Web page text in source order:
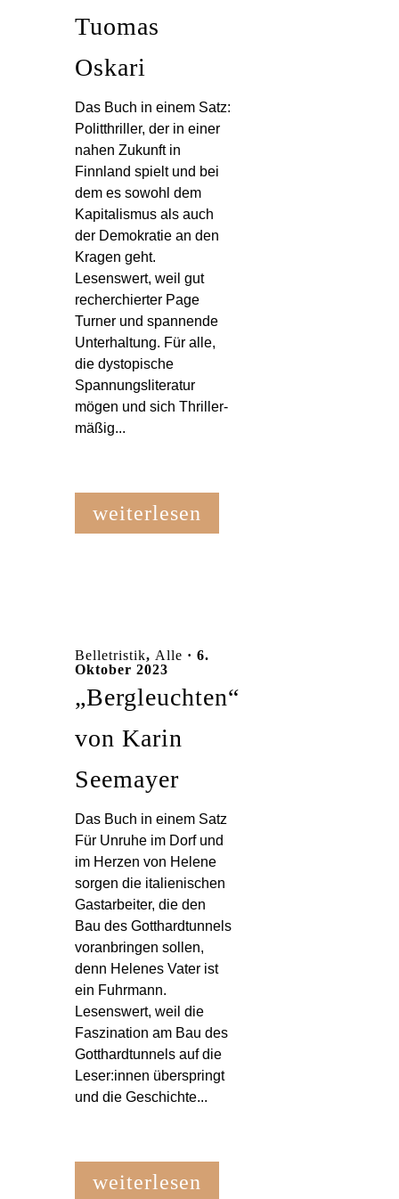
Tuomas
Oskari
Das Buch in einem Satz:
Politthriller, der in einer
nahen Zukunft in
Finnland spielt und bei
dem es sowohl dem
Kapitalismus als auch
der Demokratie an den
Kragen geht.
Lesenswert, weil gut
recherchierter Page
Turner und spannende
Unterhaltung. Für alle,
die dystopische
Spannungsliteratur
mögen und sich Thriller-
mäßig...
weiterlesen
Belletristik, Alle · 6.
Oktober 2023
„Bergleuchten“
von Karin
Seemayer
Das Buch in einem Satz
Für Unruhe im Dorf und
im Herzen von Helene
sorgen die italienischen
Gastarbeiter, die den
Bau des Gotthardtunnels
voranbringen sollen,
denn Helenes Vater ist
ein Fuhrmann.
Lesenswert, weil die
Faszination am Bau des
Gotthardtunnels auf die
Leser:innen überspringt
und die Geschichte...
weiterlesen